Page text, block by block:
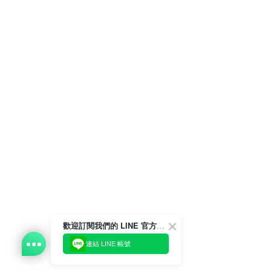
歡迎訂閱我們的 LINE 官方帳號
連結 LINE 帳號